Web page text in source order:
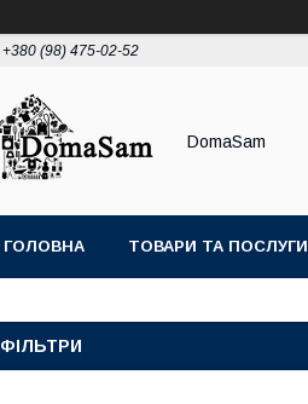
+380 (98) 475-02-52
DomaSam
ГОЛОВНА ТОВАРИ ТА ПОСЛУГИ
ФІЛЬТРИ